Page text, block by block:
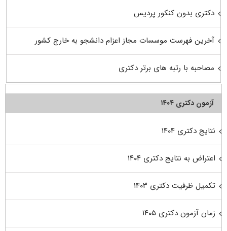
دکتری بدون کنکور پردیس
آخرین فهرست موسسات مجاز اعزام دانشجو به خارج کشور
مصاحبه با رتبه های برتر دکتری
آزمون دکتری ۱۴۰۴
نتایج دکتری ۱۴۰۴
اعتراض به نتایج دکتری ۱۴۰۴
تکمیل ظرفیت دکتری ۱۴۰۳
زمان آزمون دکتری ۱۴۰۵